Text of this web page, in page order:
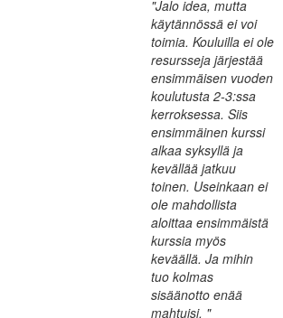
"Jalo idea, mutta
käytännössä ei voi
toimia. Kouluilla ei ole
resursseja järjestää
ensimmäisen vuoden
koulutusta 2-3:ssa
kerroksessa. Siis
ensimmäinen kurssi
alkaa syksyllä ja
kevällää jatkuu
toinen. Useinkaan ei
ole mahdollista
aloittaa ensimmäistä
kurssia myös
keväällä. Ja mihin
tuo kolmas
sisäänotto enää
mahtuisi. "